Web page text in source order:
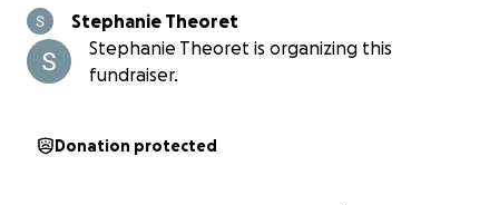
Stephanie Theoret
Stephanie Theoret is organizing this
fundraiser.
Donation protected